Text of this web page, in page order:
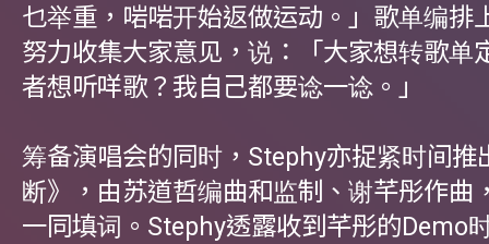
乜举重，啱啱开始返做运动。」歌单编排
努力收集大家意见，说：「大家想转歌单
者想听咩歌？我自己都要谂一谂。」
筹备演唱会的同时，Stephy亦捉紧时间推
断》，由苏道哲编曲和监制、谢芊彤作曲
一同填词。Stephy透露收到芊彤的Demo